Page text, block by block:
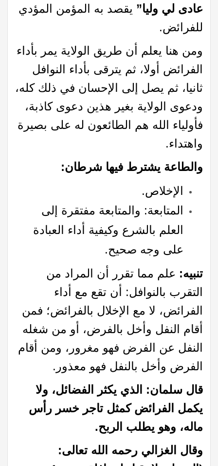
عادى لي وليا” يقصد به المؤمن المؤدي
للفرائض.
ومن هنا يعلم أن طريق الولاية يمر بأداء
الفرائض أولا، ثم يترقى بأداء النوافل
ثانيا، ثم يصل إلى الإحسان في ذلك كله،
ودعوى الولاية بغير هذين دعوی كاذبة،
فأولياء الله هم الطائعون له على بصيرة
واهتداء.
والطاعة يشترط فيها شرطان:
الإخلاص.
المتابعة: والمتابعة مفتقرة إلى
العلم بالشرع وكيفية أداء العبادة
على وجه صحيح.
تنبیه: علم مما تقرر أن المراد من
التقرب بالنوافل: أن تقع مع أداء
الفرائض، لا مع الإخلال بالفرائض؛ فمن
أقام النفل وأخل بالفرض، أو من شغله
النفل عن الفرض فهو مغرور، ومن أقام
الفرض وأخل بالنفل فهو معذور.
قال سلمان: الذي يكثر الفضائل، ولا
يكمل الفرائض کمثل تاجر خسر رأس
ماله، وهو يطلب الربح.
وقال الغزالي رحمه الله تعالى: